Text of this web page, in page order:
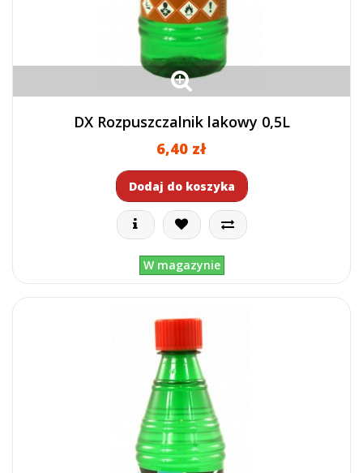
DX Rozpuszczalnik lakowy 0,5L
6,40 zł
Dodaj do koszyka
W magazynie